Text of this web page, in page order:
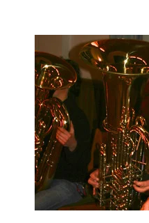
Huchting Grolland,